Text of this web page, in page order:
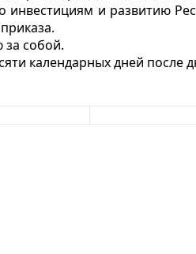
и развитию
за собой.
календарных дней после